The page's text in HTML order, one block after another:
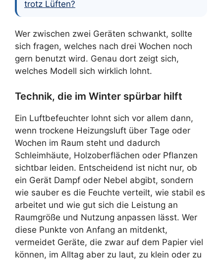
trotz Lüften?
Wer zwischen zwei Geräten schwankt, sollte
sich fragen, welches nach drei Wochen noch
gern benutzt wird. Genau dort zeigt sich,
welches Modell sich wirklich lohnt.
Technik, die im Winter spürbar hilft
Ein Luftbefeuchter lohnt sich vor allem dann,
wenn trockene Heizungsluft über Tage oder
Wochen im Raum steht und dadurch
Schleimhäute, Holzoberflächen oder Pflanzen
sichtbar leiden. Entscheidend ist nicht nur, ob
ein Gerät Dampf oder Nebel abgibt, sondern
wie sauber es die Feuchte verteilt, wie stabil es
arbeitet und wie gut sich die Leistung an
Raumgröße und Nutzung anpassen lässt. Wer
diese Punkte von Anfang an mitdenkt,
vermeidet Geräte, die zwar auf dem Papier viel
können, im Alltag aber zu laut, zu klein oder zu